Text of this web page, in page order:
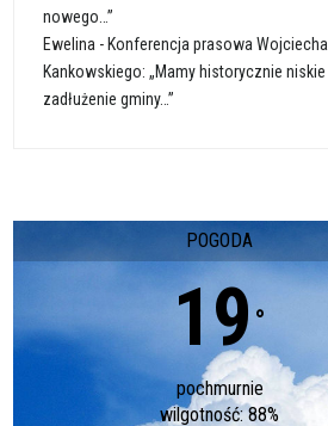
nowego…”
Ewelina - Konferencja prasowa Wojciecha
Kankowskiego: „Mamy historycznie niskie
zadłużenie gminy…”
POGODA
19 °
pochmurnie
wilgotność: 88%